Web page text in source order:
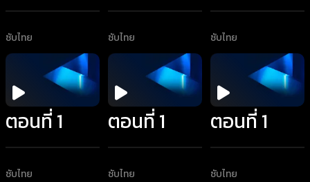
ซับไทย ซับไทย ซับไทย
ตอนที่ 1
ซับไทย
ตอนที่ 1
ซับไทย
ตอนที่ 1
ซับไทย